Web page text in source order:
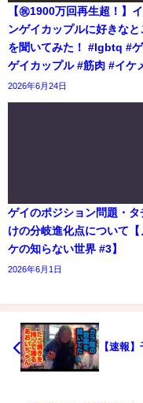
【㊗️1900万回再生超！】
ンゲイカップルに好きなと
を聞いてみた！ #lgbtq #
ゲイカップル #筋肉 #イケ
2026年6月24日
ゲイのポジション問題・タ
けの分岐進化点について【
ケの知らない世界 #3】
2026年6月1日
【速報